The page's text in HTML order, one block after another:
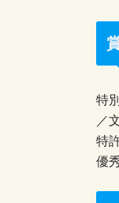
特
／
特
優